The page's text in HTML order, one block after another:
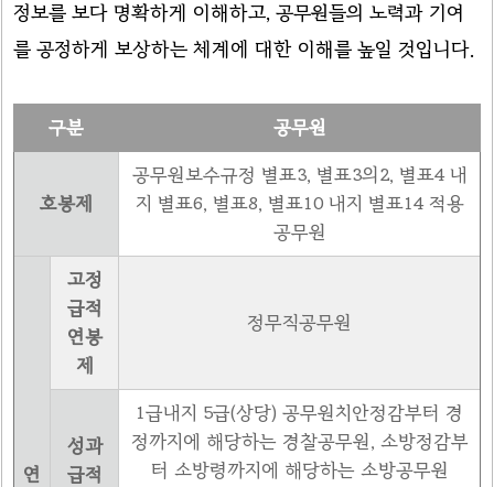
정보를 보다 명확하게 이해하고, 공무원들의 노력과 기여
를 공정하게 보상하는 체계에 대한 이해를 높일 것입니다.
구분 공무원
호봉제
공무원보수규정 별표3, 별표3의2, 별표4 내
지 별표6, 별표8, 별표10 내지 별표14 적용
공무원
연
고정
급적
연봉
제
정무직공무원
성과
급적
1급내지 5급(상당) 공무원치안정감부터 경
정까지에 해당하는 경찰공무원, 소방정감부
터 소방령까지에 해당하는 소방공무원